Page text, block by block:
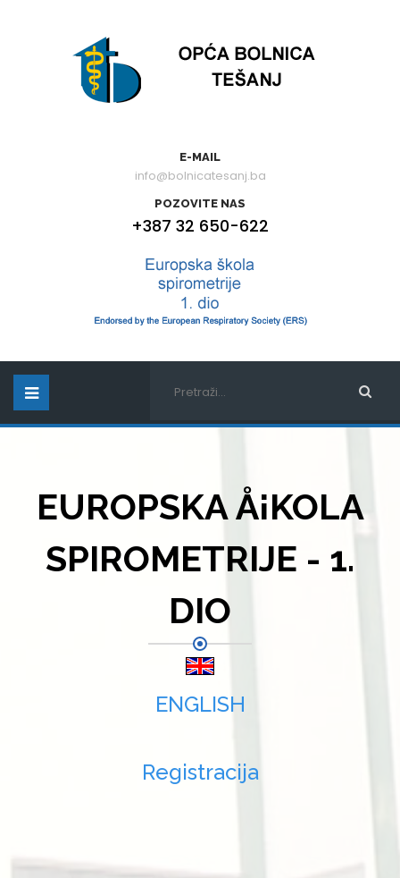
E-MAIL
info@bolnicatesanj.ba
POZOVITE NAS
+387 32 650-622
EUROPSKA Å¡KOLA
SPIROMETRIJE - 1.
DIO
ENGLISH
Registracija